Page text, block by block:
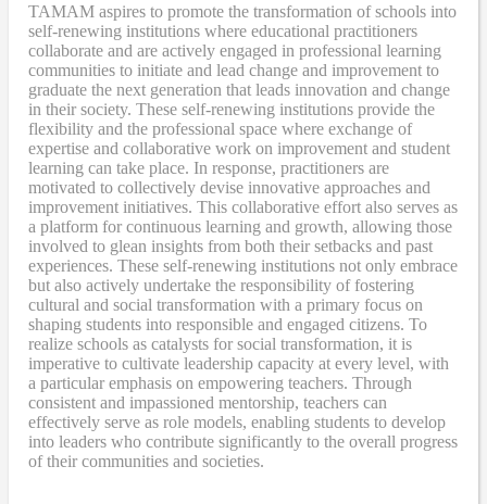
TAMAM aspires to promote the transformation of schools into
self-renewing institutions where educational practitioners
collaborate and are actively engaged in professional learning
communities to initiate and lead change and improvement to
graduate the next generation that leads innovation and change
in their society. These self-renewing institutions provide the
flexibility and the professional space where exchange of
expertise and collaborative work on improvement and student
learning can take place. In response, practitioners are
motivated to collectively devise innovative approaches and
improvement initiatives. This collaborative effort also serves as
a platform for continuous learning and growth, allowing those
involved to glean insights from both their setbacks and past
experiences. These self-renewing institutions not only embrace
but also actively undertake the responsibility of fostering
cultural and social transformation with a primary focus on
shaping students into responsible and engaged citizens. To
realize schools as catalysts for social transformation, it is
imperative to cultivate leadership capacity at every level, with
a particular emphasis on empowering teachers. Through
consistent and impassioned mentorship, teachers can
effectively serve as role models, enabling students to develop
into leaders who contribute significantly to the overall progress
of their communities and societies.